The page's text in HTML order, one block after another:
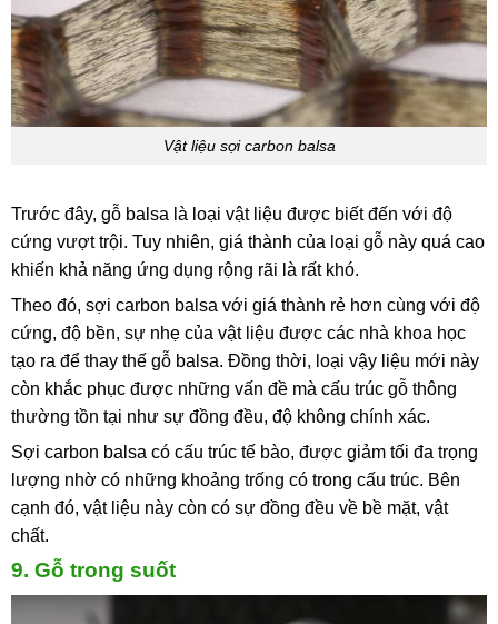
Vật liệu sợi carbon balsa
Trước đây, gỗ balsa là loại vật liệu được biết đến với độ
cứng vượt trội. Tuy nhiên, giá thành của loại gỗ này quá cao
khiến khả năng ứng dụng rộng rãi là rất khó.
Theo đó, sợi carbon balsa với giá thành rẻ hơn cùng với độ
cứng, độ bền, sự nhẹ của vật liệu được các nhà khoa học
tạo ra để thay thế gỗ balsa. Đồng thời, loại vậy liệu mới này
còn khắc phục được những vấn đề mà cấu trúc gỗ thông
thường tồn tại như sự đồng đều, độ không chính xác.
Sợi carbon balsa có cấu trúc tế bào, được giảm tối đa trọng
lượng nhờ có những khoảng trống có trong cấu trúc. Bên
cạnh đó, vật liệu này còn có sự đồng đều về bề mặt, vật
chất.
9. Gỗ trong suốt